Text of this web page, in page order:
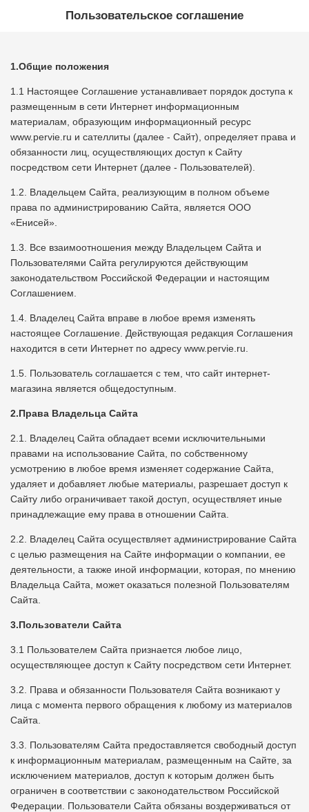
Пользовательское соглашение
1.Общие положения
1.1 Настоящее Соглашение устанавливает порядок доступа к
размещенным в сети Интернет информационным
материалам, образующим информационный ресурс
www.pervie.ru и сателлиты (далее - Сайт), определяет права и
обязанности лиц, осуществляющих доступ к Сайту
посредством сети Интернет (далее - Пользователей).
1.2. Владельцем Сайта, реализующим в полном объеме
права по администрированию Сайта, является ООО
«Енисей».
1.3. Все взаимоотношения между Владельцем Сайта и
Пользователями Сайта регулируются действующим
законодательством Российской Федерации и настоящим
Соглашением.
1.4. Владелец Сайта вправе в любое время изменять
настоящее Соглашение. Действующая редакция Соглашения
находится в сети Интернет по адресу www.pervie.ru.
1.5. Пользователь соглашается с тем, что сайт интернет-
магазина является общедоступным.
2.Права Владельца Сайта
2.1. Владелец Сайта обладает всеми исключительными
правами на использование Сайта, по собственному
усмотрению в любое время изменяет содержание Сайта,
удаляет и добавляет любые материалы, разрешает доступ к
Сайту либо ограничивает такой доступ, осуществляет иные
принадлежащие ему права в отношении Сайта.
2.2. Владелец Сайта осуществляет администрирование Сайта
с целью размещения на Сайте информации о компании, ее
деятельности, а также иной информации, которая, по мнению
Владельца Сайта, может оказаться полезной Пользователям
Сайта.
3.Пользователи Сайта
3.1 Пользователем Сайта признается любое лицо,
осуществляющее доступ к Сайту посредством сети Интернет.
3.2. Права и обязанности Пользователя Сайта возникают у
лица с момента первого обращения к любому из материалов
Сайта.
3.3. Пользователям Сайта предоставляется свободный доступ
к информационным материалам, размещенным на Сайте, за
исключением материалов, доступ к которым должен быть
ограничен в соответствии с законодательством Российской
Федерации. Пользователи Сайта обязаны воздерживаться от